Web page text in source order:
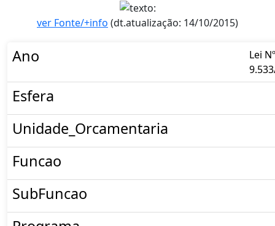
ver Fonte/+info (dt.atualização: 14/10/2015)
Ano
Lei Nº
Esfera
Unidade_Orcamentaria
Funcao
SubFuncao